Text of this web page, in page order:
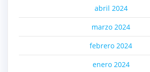
abril 2024
marzo 2024
febrero 2024
enero 2024